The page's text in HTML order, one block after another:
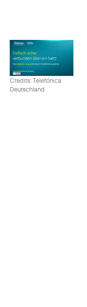
Credits: Telefónica
Deutschland